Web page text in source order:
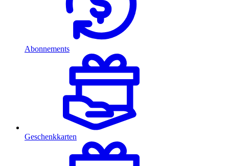
Abonnements
Geschenkkarten